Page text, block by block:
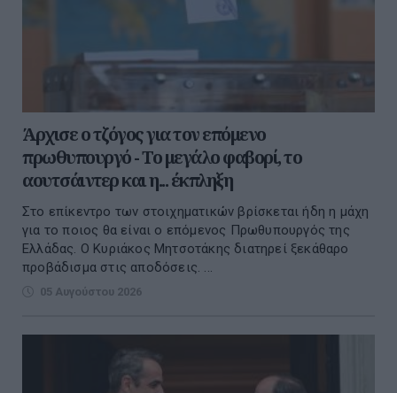
Άρχισε ο τζόγος για τον επόμενο
πρωθυπουργό - Το μεγάλο φαβορί, το
αουτσάιντερ και η... έκπληξη
Στο επίκεντρο των στοιχηματικών βρίσκεται ήδη η μάχη
για το ποιος θα είναι ο επόμενος Πρωθυπουργός της
Ελλάδας. Ο Κυριάκος Μητσοτάκης διατηρεί ξεκάθαρο
προβάδισμα στις αποδόσεις. ...
05 Αυγούστου 2026